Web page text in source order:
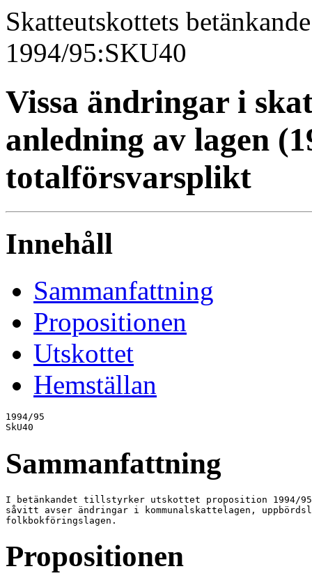
Skatteutskottets betänkande
1994/95:SKU40
Vissa ändringar i
anledning av lagen
totalförsvarsplikt
Innehåll
Sammanfattning
Propositionen
Utskottet
Hemställan
1994/95
SkU40
Sammanfattning
I betänkandet tillstyrker utskottet proposition 1994/
såvitt avser ändringar i kommunalskattelagen,
folkbokföringslagen.
Propositionen